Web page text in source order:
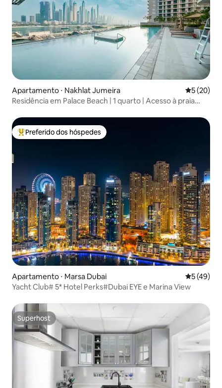
Apartamento ⋅ Nakhlat Jumeira 5 de uma
5 (20)
Residência em Palace Beach | 1 quarto | Acesso à praia
Entre os melhores preferidos dos hóspedes
Preferido dos hóspedes
Apartamento ⋅ Marsa Dubai 5 de uma
5 (49)
Yacht Club# 5* Hotel Perks#Dubai EYE e Marina View
Superhost
Superhost